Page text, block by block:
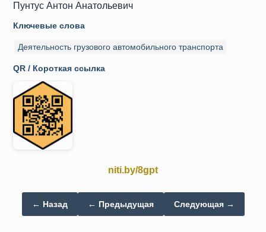
Пунтус Антон Анатольевич
Ключевые слова
Деятельность грузового автомобильного транспорта
QR / Короткая ссылка
niti.by/8gpt
← Назад ← Предыдущая Следующая →